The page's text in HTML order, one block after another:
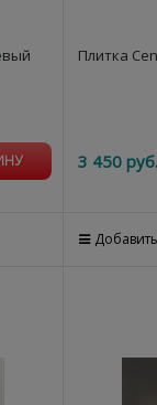
Плитка
3 450 руб.